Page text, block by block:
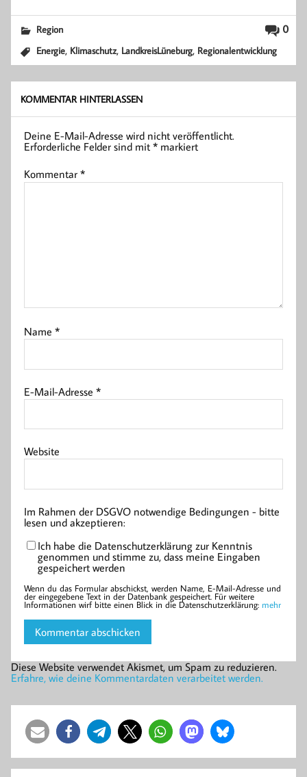
0
Region
Energie, Klimaschutz, LandkreisLüneburg, Regionalentwicklung
KOMMENTAR HINTERLASSEN
Deine E-Mail-Adresse wird nicht veröffentlicht.
Erforderliche Felder sind mit* markiert
Kommentar*
Name*
E-Mail-Adresse*
Website
Im Rahmen der DSGVO notwendige Bedingungen - bitte
lesen und akzeptieren:
Ich habe die Datenschutzerklärung zur Kenntnis
genommen und stimme zu, dass meine Eingaben
gespeichert werden
Wenn du das Formular abschickst, werden Name, E-Mail-Adresse und
der eingegebene Text in der Datenbank gespeichert. Für weitere
Informationen wirf bitte einen Blick in die Datenschutzerklärung: mehr
Diese Website verwendet Akismet, um Spam zu reduzieren.
Erfahre, wie deine Kommentardaten verarbeitet werden.